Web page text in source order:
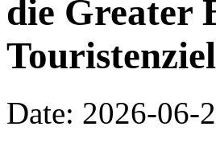
die Greater
Date: 2026-06-